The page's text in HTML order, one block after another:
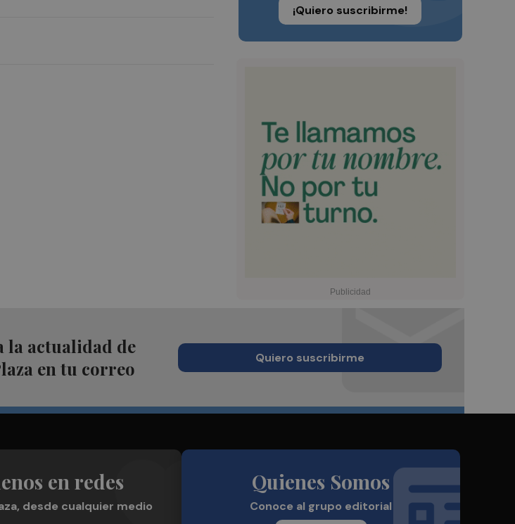
¡Quiero suscribirme!
la actualidad de
en tu correo
Quiero suscribirme
en redes
desde cualquier medio
Quienes Somos
Conoce al grupo editorial